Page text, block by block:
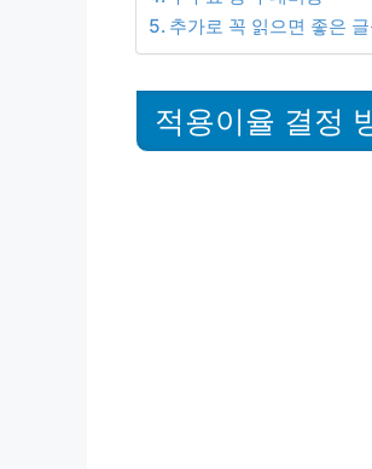
추가로 꼭 읽으면 좋은
적용이율 결정